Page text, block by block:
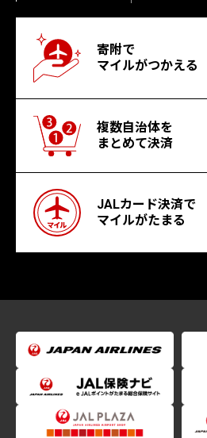
寄附で
マイルがつかえる
複数自治体を
まとめて決済
JALカード決済で
マイルがたまる